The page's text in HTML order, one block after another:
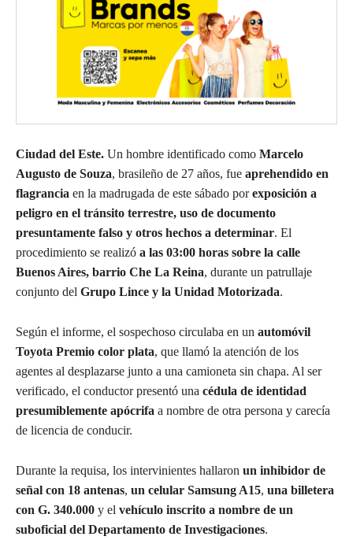
Ciudad del Este. Un hombre identificado como Marcelo
Augusto de Souza, brasileño de 27 años, fue aprehendido en
flagrancia en la madrugada de este sábado porexposición a
peligro en el tránsito terrestre, uso de documento
presuntamente falso y otros hechos a determinar. El
procedimiento se realizó a las 03:00 horas sobre la calle
Buenos Aires, barrio Che La Reina, durante un patrullaje
conjunto del Grupo Lince y la Unidad Motorizada.
Según el informe, el sospechoso circulaba en un automóvil
Toyota Premio color plata, que llamó la atención de los
agentes al desplazarse junto a una camioneta sin chapa. Al ser
verificado, el conductor presentó una cédula de identidad
presumiblemente apócrifa a nombre de otra persona y carecía
de licencia de conducir.
Durante la requisa, los intervinientes hallaron un inhibidor de
señal con 18 antenas, un celular Samsung A15, una billetera
con G. 340.000 y el vehículo inscrito a nombre de un
suboficial del Departamento de Investigaciones.